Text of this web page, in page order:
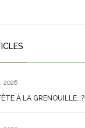
2026
À LA GRENOUILLE…?